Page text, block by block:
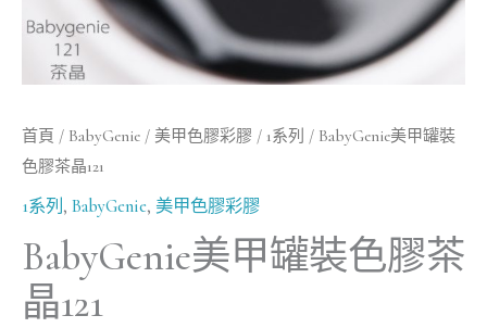
首頁 / BabyGenie / 美甲色膠彩膠 / 1系列 / BabyGenie美甲罐裝
色膠茶晶121
1系列, BabyGenie, 美甲色膠彩膠
BabyGenie美甲罐裝色膠茶
晶121
量